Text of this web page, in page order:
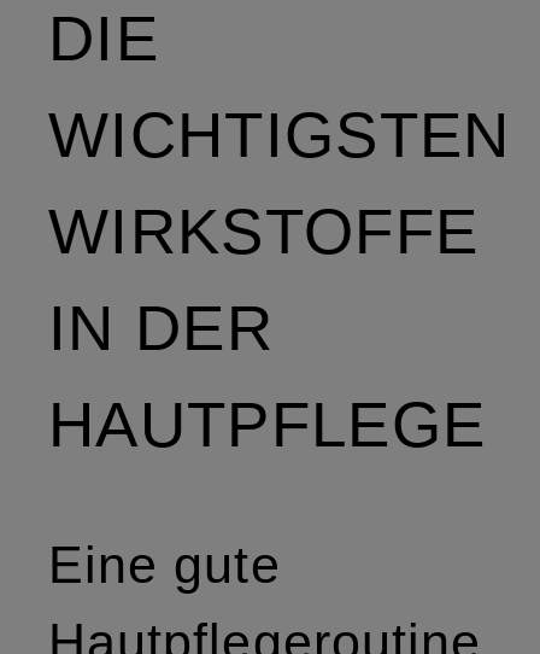
DIE
WICHTIGSTEN
WIRKSTOFFE
IN DER
HAUTPFLEGE
Eine gute
Hautpflegeroutine